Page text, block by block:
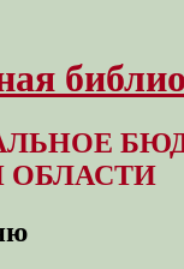
ОБЛАСТИ